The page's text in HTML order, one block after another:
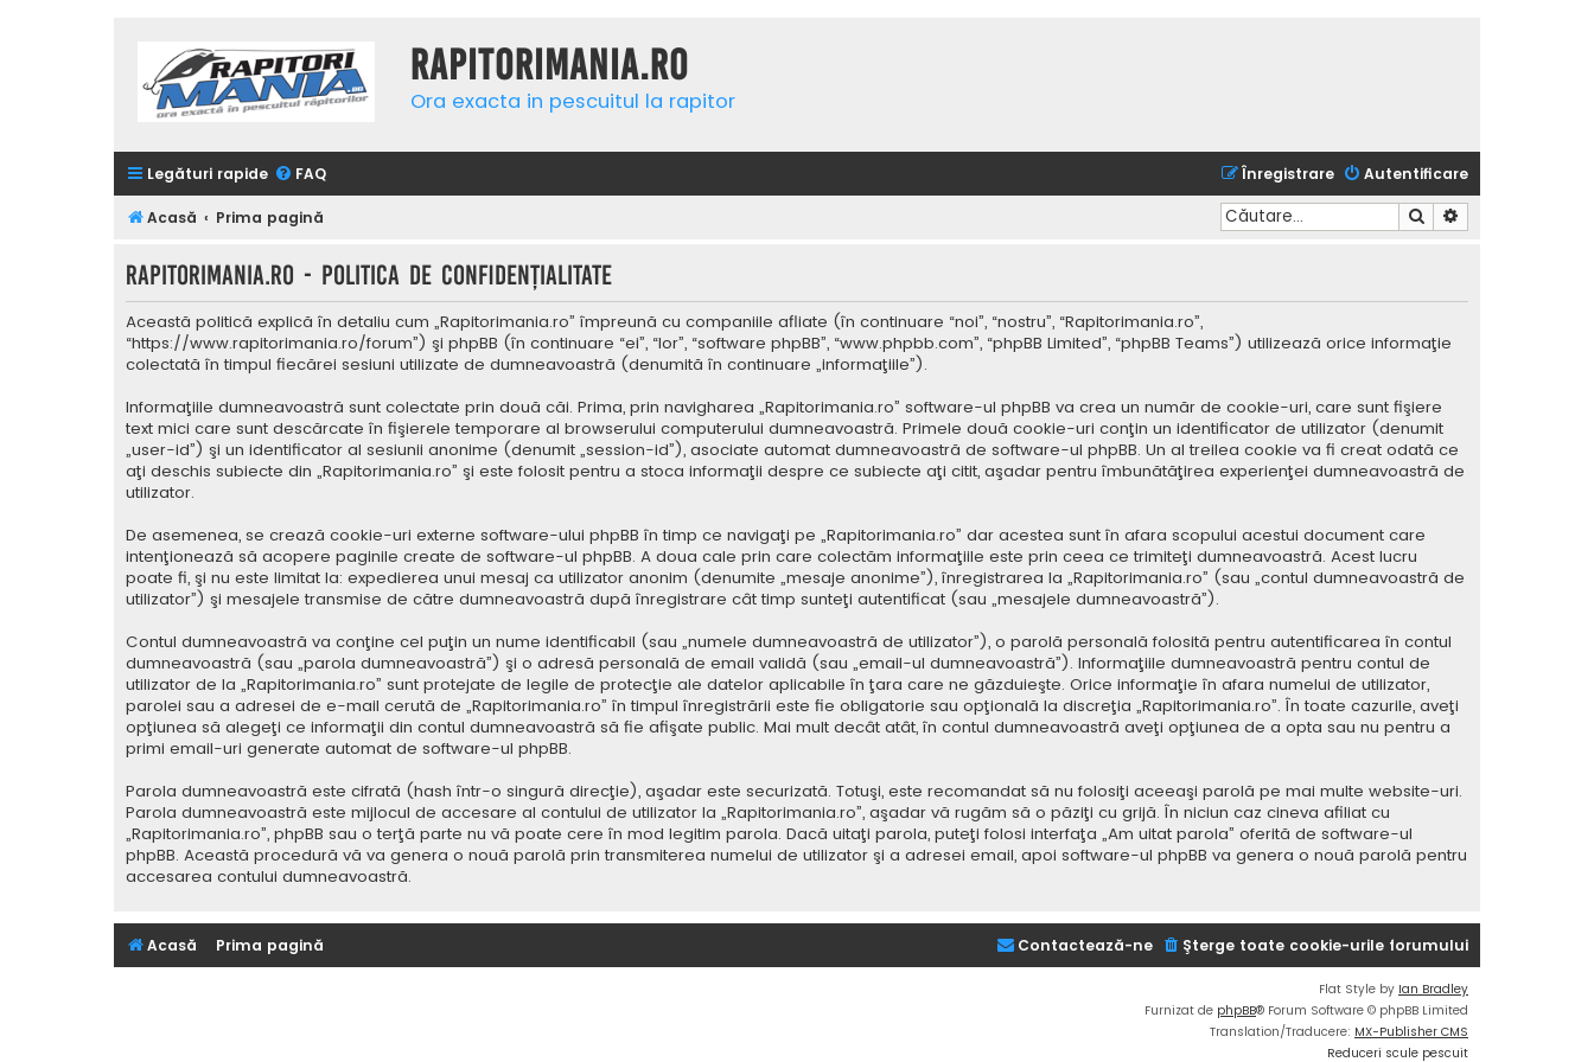
Rapitorimania.ro
Ora exacta in pescuitul la rapitor
Legături rapide FAQ Autentificare
Înregistrare
Acasă Prima pagină Căutare
Rapitorimania.ro - Politica de confidenţialitate
Această politică explică în detaliu cum „Rapitorimania.ro” împreună cu companiile afliate (în continuare “noi”, “nostru”, “Rapitorimania.ro”,
“https://www.rapitorimania.ro/forum”) şi phpBB (în continuare “ei”, “lor”, “software phpBB”, “www.phpbb.com”, “phpBB Limited”, “phpBB Teams”) utilizează orice informaţie
colectată în timpul fiecărei sesiuni utilizate de dumneavoastră (denumită în continuare „informaţiile”).
Informaţiile dumneavoastră sunt colectate prin două căi. Prima, prin navigharea „Rapitorimania.ro” software-ul phpBB va crea un număr de cookie-uri, care sunt fişiere
text mici care sunt descărcate în fişierele temporare al browserului computerului dumneavoastră. Primele două cookie-uri conţin un identificator de utilizator (denumit
„user-id”) şi un identificator al sesiunii anonime (denumit „session-id”), asociate automat dumneavoastră de software-ul phpBB. Un al treilea cookie va fi creat odată ce
aţi deschis subiecte din „Rapitorimania.ro” şi este folosit pentru a stoca informaţii despre ce subiecte aţi citit, aşadar pentru îmbunătăţirea experienţei dumneavoastră de
utilizator.
De asemenea, se crează cookie-uri externe software-ului phpBB în timp ce navigaţi pe „Rapitorimania.ro” dar acestea sunt în afara scopului acestui document care
intenţionează să acopere paginile create de software-ul phpBB. A doua cale prin care colectăm informaţiile este prin ceea ce trimiteţi dumneavoastră. Acest lucru
poate fi, şi nu este limitat la: expedierea unui mesaj ca utilizator anonim (denumite „mesaje anonime”), înregistrarea la „Rapitorimania.ro” (sau „contul dumneavoastră de
utilizator”) şi mesajele transmise de către dumneavoastră după înregistrare cât timp sunteţi autentificat (sau „mesajele dumneavoastră”).
Contul dumneavoastră va conţine cel puţin un nume identificabil (sau „numele dumneavoastră de utilizator”), o parolă personală folosită pentru autentificarea în contul
dumneavoastră (sau „parola dumneavoastră”) şi o adresă personală de email validă (sau „email-ul dumneavoastră”). Informaţiile dumneavoastră pentru contul de
utilizator de la „Rapitorimania.ro” sunt protejate de legile de protecţie ale datelor aplicabile în ţara care ne găzduieşte. Orice informaţie în afara numelui de utilizator,
parolei sau a adresei de e-mail cerută de „Rapitorimania.ro” în timpul înregistrării este fie obligatorie sau opţională la discreţia „Rapitorimania.ro”. În toate cazurile, aveţi
opţiunea să alegeţi ce informaţii din contul dumneavoastră să fie afişate public. Mai mult decât atât, în contul dumneavoastră aveţi opţiunea de a opta sau nu pentru a
primi email-uri generate automat de software-ul phpBB.
Parola dumneavoastră este cifrată (hash într-o singură direcţie), aşadar este securizată. Totuşi, este recomandat să nu folosiţi aceeaşi parolă pe mai multe website-uri.
Parola dumneavoastră este mijlocul de accesare al contului de utilizator la „Rapitorimania.ro”, aşadar vă rugăm să o păziţi cu grijă. În niciun caz cineva afiliat cu
„Rapitorimania.ro”, phpBB sau o terţă parte nu vă poate cere în mod legitim parola. Dacă uitaţi parola, puteţi folosi interfaţa „Am uitat parola” oferită de software-ul
phpBB. Această procedură vă va genera o nouă parolă prin transmiterea numelui de utilizator şi a adresei email, apoi software-ul phpBB va genera o nouă parolă pentru
accesarea contului dumneavoastră.
Acasă Prima pagină Şterge toate cookie-urile forumului
Contactează-ne
Flat Style by Ian Bradley
Furnizat de phpBB® Forum Software © phpBB Limited
Translation/Traducere: MX-Publisher CMS
Reduceri scule pescuit